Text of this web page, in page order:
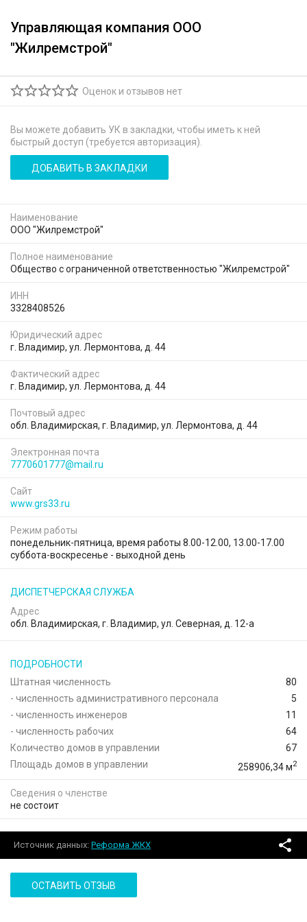
Управляющая компания ООО
"Жилремстрой"
Оценок и отзывов нет
Вы можете добавить УК в закладки, чтобы иметь к ней
быстрый доступ (требуется авторизация).
ДОБАВИТЬ В ЗАКЛАДКИ
Наименование
ООО "Жилремстрой"
Полное наименование
Общество с ограниченной ответственностью "Жилремстрой"
ИНН
3328408526
Юридический адрес
г. Владимир, ул. Лермонтова, д. 44
Фактический адрес
г. Владимир, ул. Лермонтова, д. 44
Почтовый адрес
обл. Владимирская, г. Владимир, ул. Лермонтова, д. 44
Электронная почта
7770601777@mail.ru
Сайт
www.grs33.ru
Режим работы
понедельник-пятница, время работы 8.00-12.00, 13.00-17.00
суббота-воскресенье - выходной день
ДИСПЕТЧЕРСКАЯ СЛУЖБА
Адрес
обл. Владимирская, г. Владимир, ул. Северная, д. 12-а
ПОДРОБНОСТИ
Штатная численность
80
- численность административного персонала
5
- численность инженеров
11
- численность рабочих
64
Количество домов в управлении
67
Площадь домов в управлении
258906,34 м2
Сведения о членстве
не состоит
Источник данных: Реформа ЖКХ
ОСТАВИТЬ ОТЗЫВ